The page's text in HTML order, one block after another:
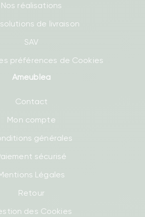
Nos réalisations
de livraison
SAV
préférences de Cookies
Ameublea
Contact
Mon compte
générales
sécurisé
Légales
Retour
des Cookies